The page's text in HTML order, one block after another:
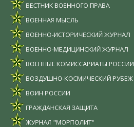
ВЕСТНИК ВОЕННОГО ПРАВА
ВОЕННАЯ МЫСЛЬ
ВОЕННО-ИСТОРИЧЕСКИЙ ЖУРНАЛ
ВОЕННО-МЕДИЦИНСКИЙ ЖУРНАЛ
ВОЕННЫЕ КОМИССАРИАТЫ РОССИИ
ВОЗДУШНО-КОСМИЧЕСКИЙ РУБЕЖ
ВОИН РОССИИ
ГРАЖДАНСКАЯ ЗАЩИТА
ЖУРНАЛ "МОРПОЛИТ"